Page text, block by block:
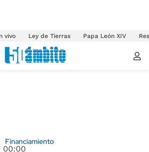
vivo Ley de Tierras Papa León XIV
Financiamiento
00:00